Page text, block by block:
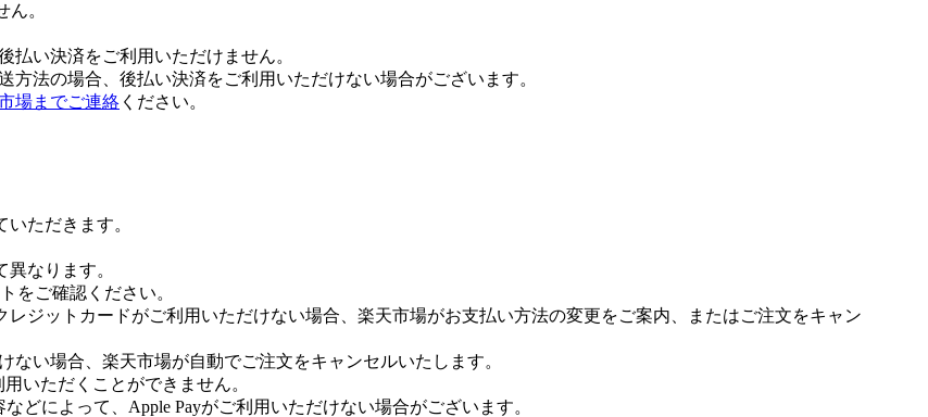
。
い決済をご利用いただけません。
法の場合、後払い決済をご利用いただけない場合がございます。
場までご連絡 ください。
ただきます。
なります。
をご確認ください。
レジットカードがご利用いただけない場合、楽天市場がお支払い方法の変更をご案内、またはご注文をキャン
い場合、楽天市場が自動でご注文をキャンセルいたします。
いただくことができません。
どによって、Apple Payがご利用いただけない場合がございます。